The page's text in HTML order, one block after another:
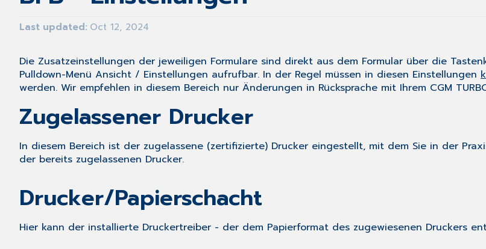
Last updated Oct 12, 2024
Die Zusatzeinstellungen der jeweiligen Formulare sind direkt aus dem Formular über die
Pulldown-Menü Ansicht / Einstellungen aufrufbar. In der Regel müssen in diesen Einstellungen
werden. Wir empfehlen in diesem Bereich nur Änderungen in Rücksprache mit Ihrem CGM
Zugelassener Drucker
In diesem Bereich ist der zugelassene (zertifizierte) Drucker eingestellt, mit dem Sie in der
der bereits zugelassenen Drucker.
Drucker/Papierschacht
Hier kann der installierte Druckertreiber - der dem Papierformat des zugewiesenen Druckers